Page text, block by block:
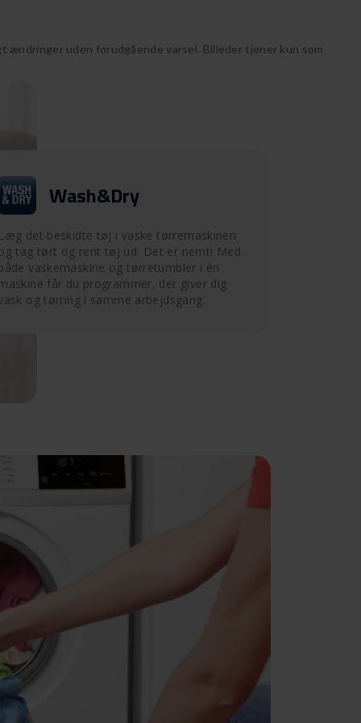
uden forudgående varsel. Billeder tjener kun som
Wash&Dry
Læg det beskidte tøj i vaske tørremaskinen
tag tørt og rent tøj ud. Det er nemt! Med
vaskemaskine og tørretumbler i én
får du programmer, der giver dig
og tørring i samme arbejdsgang.